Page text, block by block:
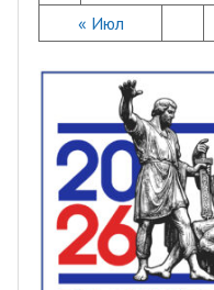
« Июл